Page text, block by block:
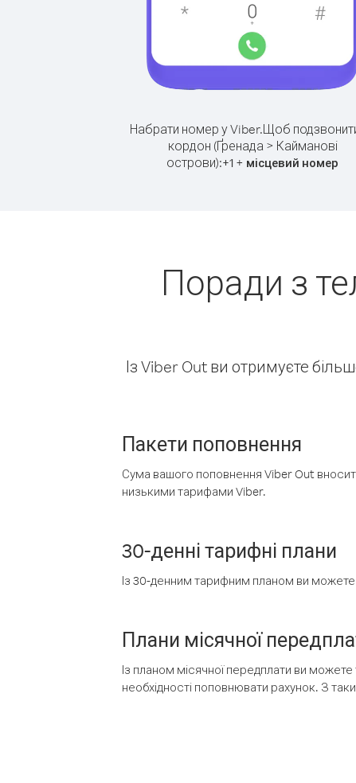
Набрати номер у Viber.Щоб
кордон (Ґренада > Кайманові
острови):+1 + місцевий номер
Поради з
Із Viber Out ви отримуєте
Пакети поповнення
Сума вашого поповнення Viber Out
низькими тарифами Viber.
30-денні тарифні плани
Із 30-денним тарифним планом ви можете
Плани місячної
Із планом місячної передплати ви
необхідності поповнювати рахунок. З